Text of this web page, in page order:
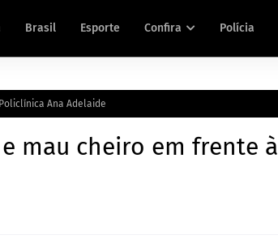
Brasil Esporte Confira Polícia
Ana Adelaide
mau cheiro em frente à